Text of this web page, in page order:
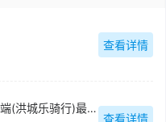
查看详情
南昌公共自行车客户端(洪城乐骑行)最新版
查看详情